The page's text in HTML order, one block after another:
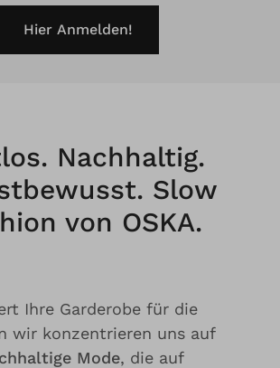
Hier Anmelden!
Nachhaltig.
Slow
von OSKA.
Ihre Garderobe für die
wir konzentrieren uns auf
Mode, die auf